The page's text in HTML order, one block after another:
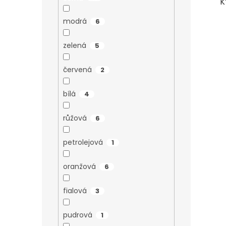
modrá 6
zelená 5
červená 2
bílá 4
růžová 6
petrolejová 1
oranžová 6
fialová 3
pudrová 1